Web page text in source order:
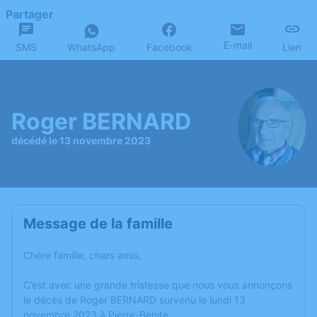
Partager
SMS WhatsApp Facebook E-mail Lien
Roger BERNARD
décédé le 13 novembre 2023
Message de la famille
Chère famille, chers amis,
C’est avec une grande tristesse que nous vous annonçons
le décès de Roger BERNARD survenu le lundi 13
novembre 2023 à Pierre-Benite.